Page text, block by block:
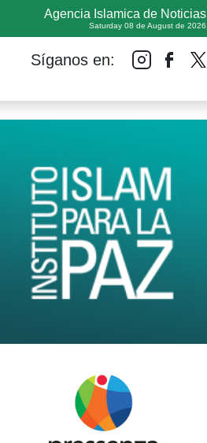
Agencia Islamica de Noticias
Saturday 08 de August de 2026
Síganos en: